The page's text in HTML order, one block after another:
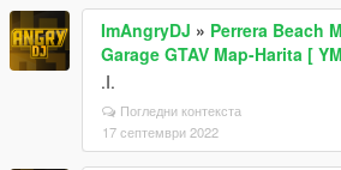
ImAngryDJ » Perrera Beach
Garage GTAV Map-Harita [
.I.
Погледни контекста
17 септември 2022